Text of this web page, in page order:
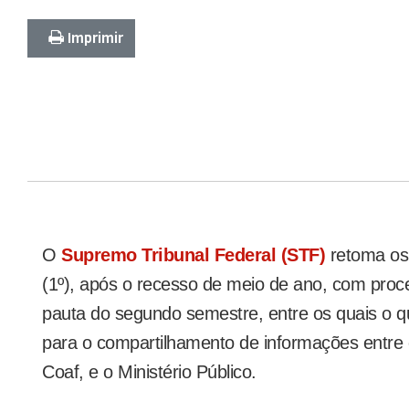
Imprimir
O Supremo Tribunal Federal (STF) retoma
(1º), após o recesso de meio de ano, com
pauta do segundo semestre, entre os quais o
para o compartilhamento de informações
Coaf, e o Ministério Público.